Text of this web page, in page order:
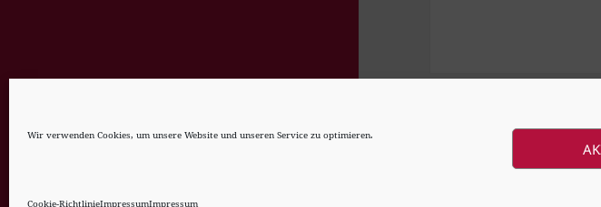
Wir verwenden Cookies, um unsere Website und unseren Service zu optimieren.
Cookie-RichtlinieImpressumImpressum